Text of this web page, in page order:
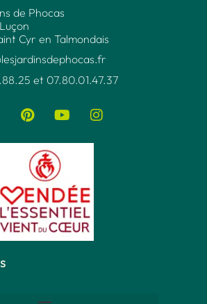
de Phocas
Cyr en Talmondais
et 07.80.01.47.37​